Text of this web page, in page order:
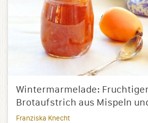
Wintermarmelade: Fruchtiger
Brotaufstrich aus Mispeln
Franziska Knecht